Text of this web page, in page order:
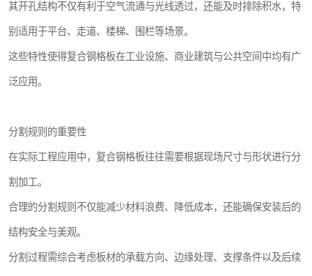
其开孔结构不仅有利于空气流通与光线透过，还能及时排除积水，特
别适用于平台、走道、楼梯、围栏等场景。
这些特性使得复合钢格板在工业设施、商业建筑与公共空间中均有广
泛应用。
分割规则的重要性
在实际工程应用中，复合钢格板往往需要根据现场尺寸与形状进行分
割加工。
合理的分割规则不仅能减少材料浪费、降低成本，还能确保安装后的
结构安全与美观。
分割过程需综合考虑板材的承载方向、边缘处理、支撑条件以及后续